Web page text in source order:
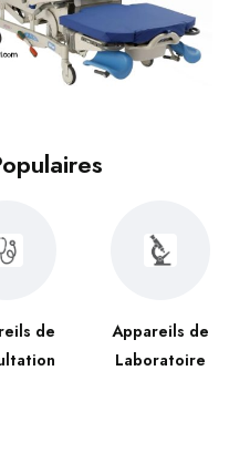
de
Appareils de
Laboratoire